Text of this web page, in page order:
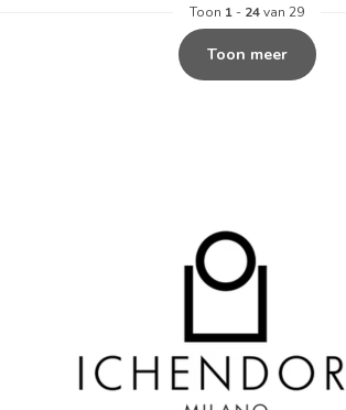
Toon 1 - 24van 29
Toon meer